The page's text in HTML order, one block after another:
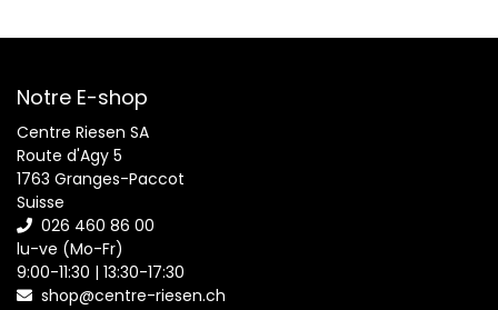
Notre E-shop
Centre Riesen SA
Route d'Agy 5
1763 Granges-Paccot
Suisse
026 460 86 00
lu-ve (Mo-Fr)
9:00-11:30 | 13:30-17:30
shop@centre-riesen.ch